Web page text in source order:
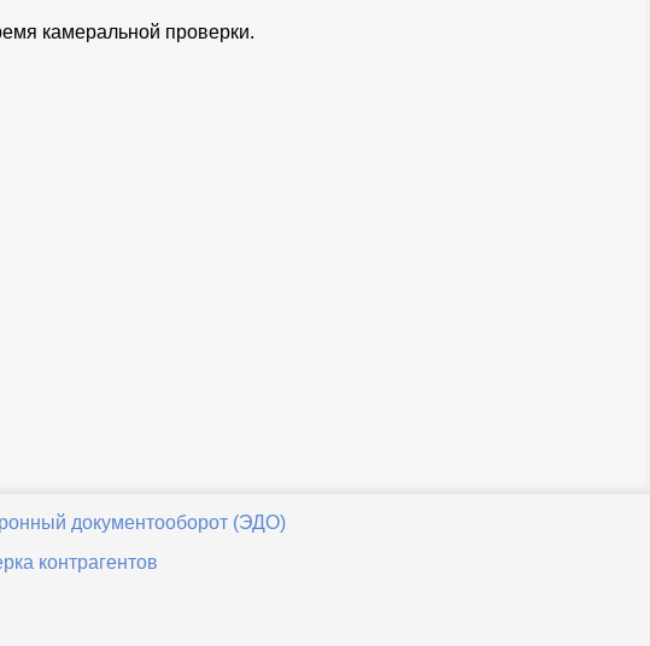
камеральной проверки.
документооборот (ЭДО)
контрагентов